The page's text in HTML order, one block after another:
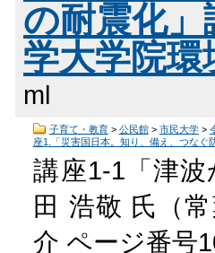
の耐震化」
学大学院
ml
子育て・教育> 公民館> 市民大学>
座1.「災害国日本。知り、備え、つなぐ
講座1-1「津
田 浩敬 氏（
介 ページ番号